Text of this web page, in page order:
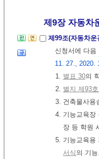
제9장 자동차
제99조(자동차
신청서에 다
11. 27., 2020.
1. 별표 30의
2. 별지 제93
3. 건축물사용
4. 기능교육장
장 등 학원
5. 기능교육용
서식 의 기